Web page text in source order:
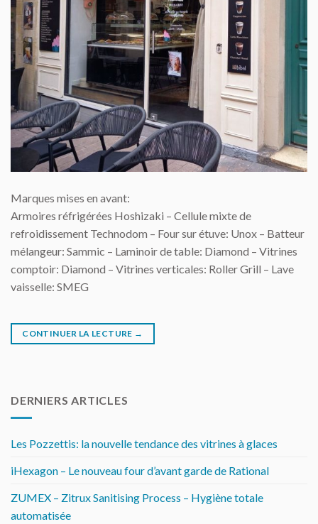
Marques mises en avant:
Armoires réfrigérées Hoshizaki – Cellule mixte de
refroidissement Technodom – Four sur étuve: Unox – Batteur
mélangeur: Sammic – Laminoir de table: Diamond – Vitrines
comptoir: Diamond – Vitrines verticales: Roller Grill – Lave
vaisselle: SMEG
CONTINUER LA LECTURE →
DERNIERS ARTICLES
Les Pozzettis: la nouvelle tendance des vitrines à glaces
iHexagon – Le nouveau four d’avant garde de Rational
ZUMEX – Zitrux Sanitising Process – Hygiène totale
automatisée